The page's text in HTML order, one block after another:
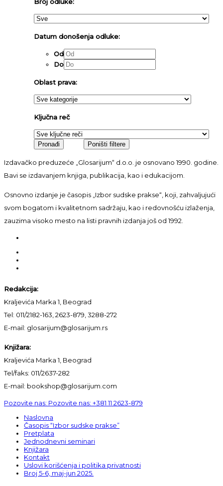
Datum donošenja odluke:
Od
Do
Oblast prava:
Ključna reč
Izdavačko preduzeće „Glosarijum“ d.o.o. je osnovano 1990. godine.
Bavi se izdavanjem knjiga, publikacija, kao i edukacijom.
Osnovno izdanje je časopis „Izbor sudske prakse“, koji, zahvaljujući
svom bogatom i kvalitetnom sadržaju, kao i redovnošću izlaženja,
zauzima visoko mesto na listi pravnih izdanja još od 1992.
Redakcija:
Kraljevića Marka 1, Beograd
Tel: 011/2182-163, 2623-879, 3288-272
E-mail: glosarijum@glosarijum.rs
Knjižara:
Kraljevića Marka 1, Beograd
Tel/faks: 011/2637-282
E-mail: bookshop@glosarijum.com
Pozovite nas: Pozovite nas: +381 11 2623-879
Naslovna
Časopis “Izbor sudske prakse”
Pretplata
Jednodnevni seminari
Knjižara
Kontakt
Uslovi korišćenja i politika privatnosti
Broj 5-6, maj-jun 2025.